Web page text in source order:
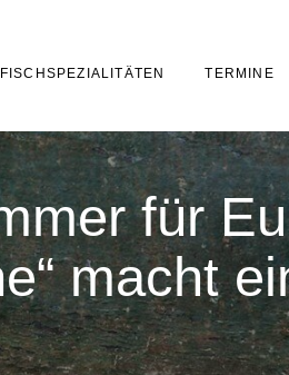
FISCHSPEZIALITÄTEN TERMINE
für
macht